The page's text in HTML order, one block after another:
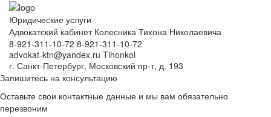
Юридические услуги
Адвокатский кабинет Колесника Тихона Николаевича
8-921-311-10-72 8-921-311-10-72
advokat-ktn@yandex.ru Tihonkol
г. Санкт-Петербург, Московский пр-т, д. 193
Запишитесь на консультацию
Оставьте свои контактные данные и мы вам обязательно
перезвоним